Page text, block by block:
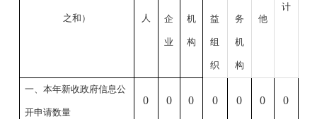
之和） 人
计
企
业
机
构
益
组
织
务
机
构
他
一、本年新收政府信息公
开申请数量
0 0 0 0 0 0 0